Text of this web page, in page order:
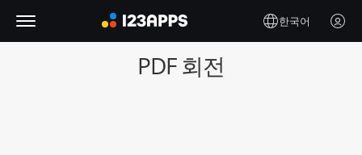
한국어
PDF 회전